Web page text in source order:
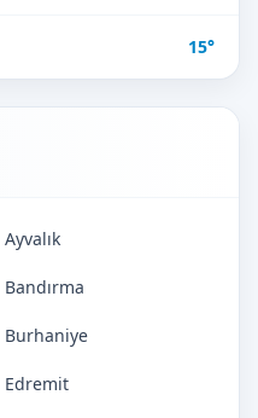
15°
Ayvalık
Bandırma
Burhaniye
Edremit